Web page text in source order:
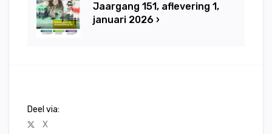
Jaargang 151, aflevering 1,
januari 2026 ›
Deel via:
X